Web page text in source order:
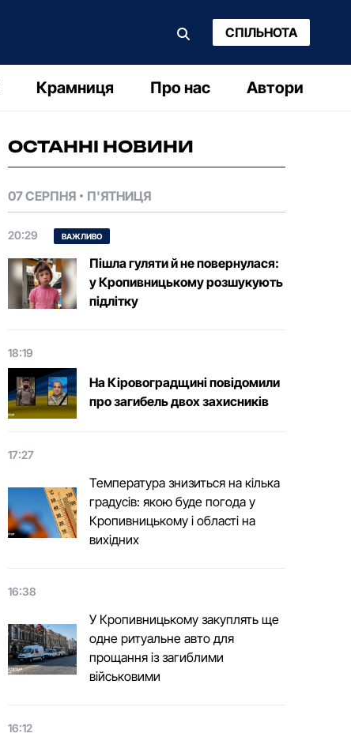
СПІЛЬНОТА
Крамниця Про нас Автори
ОСТАННІ НОВИНИ
07 СЕРПНЯ П'ЯТНИЦЯ
20:29 ВАЖЛИВО
Пішла гуляти й не повернулася:
у Кропивницькому розшукують
підлітку
18:19
На Кіровоградщині повідомили
про загибель двох захисників
17:27
Температура знизиться на кілька
градусів: якою буде погода у
Кропивницькому і області на
вихідних
16:38
У Кропивницькому закуплять ще
одне ритуальне авто для
прощання із загиблими
військовими
16:12